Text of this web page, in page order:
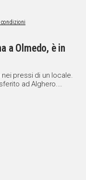
a Olmedo, è in
pressi di un locale.
ad Alghero.